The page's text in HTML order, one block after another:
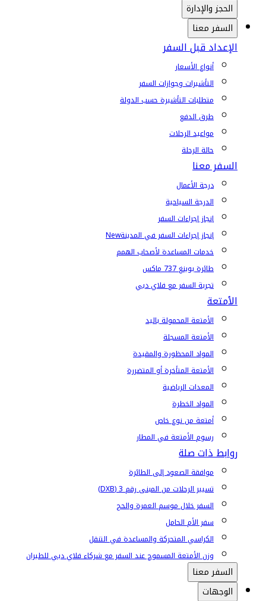
الحجز والإدارة
السفر معنا
الإعداد قبل السفر
أنواع الأسعار
التأشيرات وجوازات السفر
متطلبات التأشيرة حسب الدولة
طرق الدفع
مواعيد الرحلات
حالة الرحلة
السفر معنا
درجة الأعمال
الدرجة السياحية
إنجاز إجراءات السفر
إنجاز إجراءات السفر في المدينةNew
خدمات المساعدة لأصحاب الهمم
طائرة بوينغ 737 ماكس
تجربة السفر مع فلاي دبي
الأمتعة
الأمتعة المحمولة باليد
الأمتعة المسجلة
المواد المحظورة والمقيدة
الأمتعة المتأخرة أو المتضررة
المعدات الرياضية
المواد الخطرة
أمتعة من نوع خاص
رسوم الأمتعة في المطار
روابط ذات صلة
موافقة الصعود إلى الطائرة
تسيير الرحلات من المبنى رقم 3 (DXB)
السفر خلال موسم العمرة والحج
سفر الأم الحامل
الكراسي المتحركة والمساعدة في التنقل
وزن الأمتعة المسموح عند السفر مع شركاء فلاي دبي للطيران
السفر معنا
الوجهات